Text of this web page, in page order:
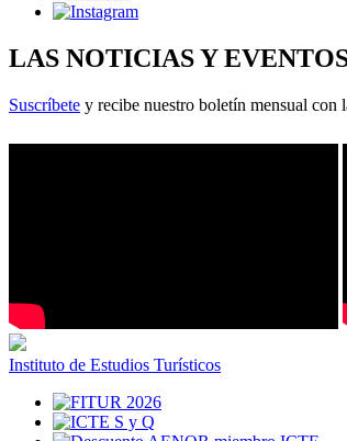
LAS NOTICIAS Y
Suscríbete y recibe nuestro boletín mensual con
Instituto de Estudios Turísticos